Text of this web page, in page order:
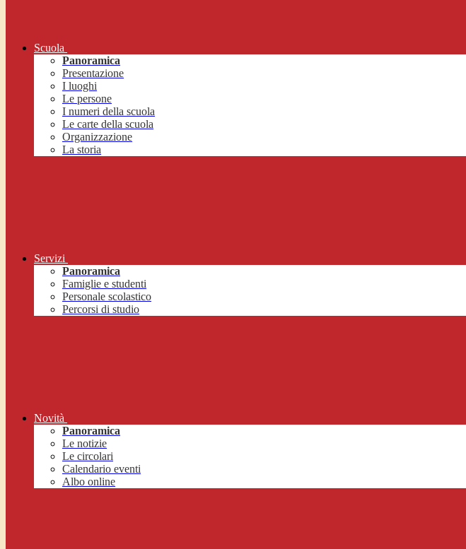
Scuola
Panoramica
Presentazione
I luoghi
Le persone
I numeri della scuola
Le carte della scuola
Organizzazione
La storia
Servizi
Panoramica
Famiglie e studenti
Personale scolastico
Percorsi di studio
Novità
Panoramica
Le notizie
Le circolari
Calendario eventi
Albo online